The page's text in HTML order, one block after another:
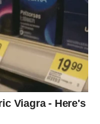
da traje.